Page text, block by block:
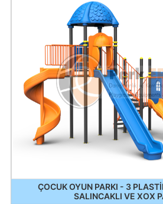
ÇOCUK OYUN PARKI - 3
SALINCAKLI VE XOX